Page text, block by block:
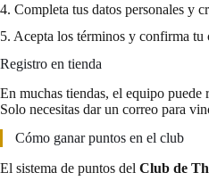
4. Completa tus datos personales y
5. Acepta los términos y confirma tu
Registro en tienda
En muchas tiendas, el equipo puede
Solo necesitas dar un correo para
Cómo ganar puntos en el club
El sistema de puntos del Club de